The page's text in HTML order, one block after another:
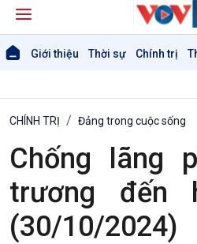
Giới thiệu Thời sự Chính trị
Giới thiệu
CHÍNH TRỊ Đảng trong cuộc sống
Chống lãng
trương đến
(30/10/2024)